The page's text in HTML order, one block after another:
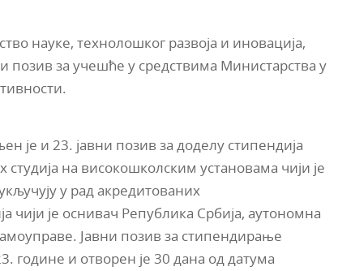
науке, технолошког развоја и иновација,
позив за учешће у средствима Министарства у
је и 23. јавни позив за доделу стипендија
на високошколским установама чији је
у рад акредитованих
чији је оснивач Република Србија, аутономна
Јавни позив за стипендирање
године и отворен је 30 дана од датума